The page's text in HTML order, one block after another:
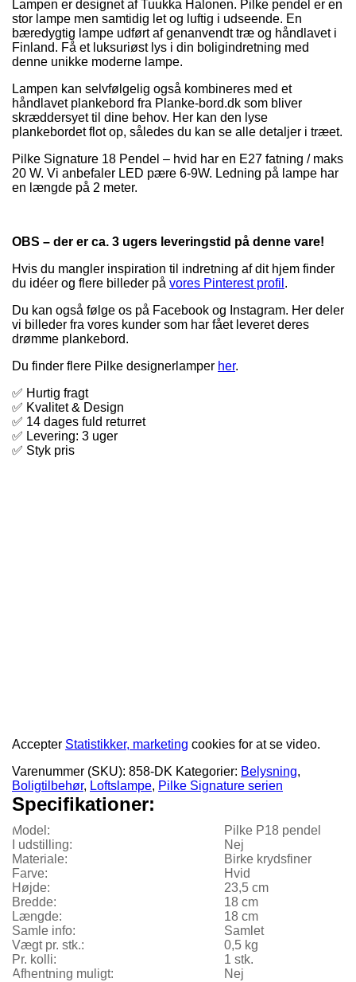
Lampen er designet af Tuukka Halonen. Pilke pendel er en
stor lampe men samtidig let og luftig i udseende. En
bæredygtig lampe udført af genanvendt træ og håndlavet i
Finland. Få et luksuriøst lys i din boligindretning med
denne unikke moderne lampe.
Lampen kan selvfølgelig også kombineres med et
håndlavet plankebord fra Planke-bord.dk som bliver
skræddersyet til dine behov. Her kan den lyse
plankebordet flot op, således du kan se alle detaljer i træet.
Pilke Signature 18 Pendel – hvid har en E27 fatning / maks
20 W. Vi anbefaler LED pære 6-9W. Ledning på lampe har
en længde på 2 meter.
OBS – der er ca. 3 ugers leveringstid på denne vare!
Hvis du mangler inspiration til indretning af dit hjem finder
du idéer og flere billeder på vores Pinterest profil .
Du kan også følge os på Facebook og Instagram. Her deler
vi billeder fra vores kunder som har fået leveret deres
drømme plankebord.
Du finder flere Pilke designerlamper her.
✅ Hurtig fragt
✅ Kvalitet & Design
✅ 14 dages fuld returret
✅ Levering: 3 uger
✅ Styk pris
Accepter Statistikker, marketing cookies for at se video.
Varenummer (SKU): 858-DK Kategorier: Belysning,
Boligtilbehør, Loftslampe, Pilke Signature serien
Specifikationer:
Model:
Pilke P18 pendel
I udstilling:
Nej
Materiale:
Birke krydsfiner
Farve:
Hvid
Højde:
23,5 cm
Bredde:
18 cm
Længde:
18 cm
Samle info:
Samlet
Vægt pr. stk.:
0,5 kg
Pr. kolli:
1 stk.
Afhentning muligt:
Nej